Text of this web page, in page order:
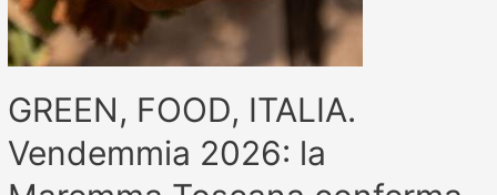
GREEN, FOOD, ITALIA.
Vendemmia 2026: la